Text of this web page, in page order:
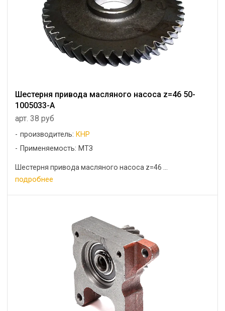
Шестерня привода масляного насоса z=46 50-
1005033-А
арт. 38 руб
производитель: КНР
Применяемость: МТЗ
Шестерня привода масляного насоса z=46 ...
подробнее